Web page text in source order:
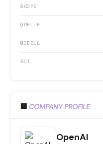
SCORE
QUELLE
MODELL
BOT
🏢 COMPANY PROFILE
OpenAI